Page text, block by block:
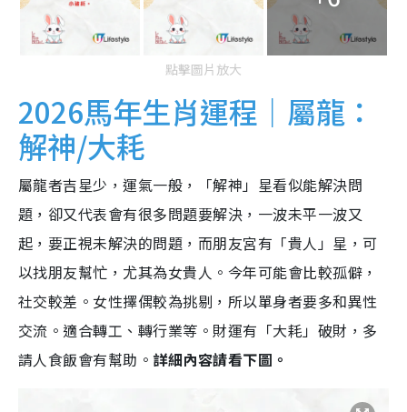
點擊圖片放大
2026馬年生肖運程｜屬龍：
解神/大耗
屬龍者吉星少，運氣一般，「解神」星看似能解決問
題，卻又代表會有很多問題要解決，一波未平一波又
起，要正視未解決的問題，而朋友宮有「貴人」星，可
以找朋友幫忙，尤其為女貴人。今年可能會比較孤僻，
社交較差。女性擇偶較為挑剔，所以單身者要多和異性
交流。適合轉工、轉行業等。財運有「大耗」破財，多
請人食飯會有幫助。 詳細內容請看下圖。